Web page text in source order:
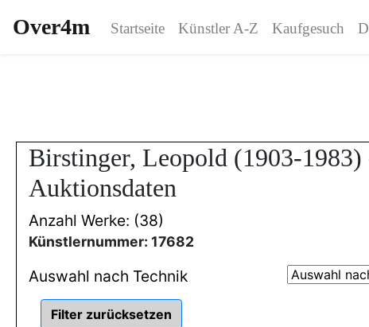
Over4m Startseite Künstler A-Z Kaufgesuch
Birstinger, Leopold (1903-1983)
Auktionsdaten
Anzahl Werke: (38)
Künstlernummer: 17682
Auswahl nach Technik